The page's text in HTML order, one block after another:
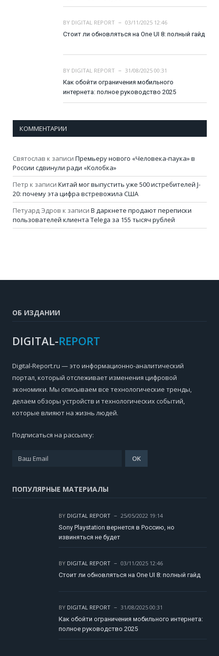
BY DIGITAL REPORT
03/11/2025 12:46
Стоит ли обновляться на One UI 8: полный гайд
BY DIGITAL REPORT
31/08/2025 00:31
Как обойти ограничения мобильного
интернета: полное руководство 2025
КОММЕНТАРИИ
Святослав к записи Премьеру нового «Человека-паука» в
России сдвинули ради «Колобка»
Петр к записи Китай мог выпустить уже 500 истребителей J-
20: почему эта цифра встревожила США
Петуард Эдров к записи В даркнете продают переписки
пользователей клиента Telega за 155 тысяч рублей
ОБ ИЗДАНИИ
DIGITAL-REPORT
Digital-Report.ru — это информационно-аналитический
портал, который отслеживает изменения цифровой
экономики. Мы описываем все технологические тренды,
делаем обзоры устройств и технологических событий,
которые влияют на жизнь людей.
Подписаться на рассылку:
ПОПУЛЯРНЫЕ МАТЕРИАЛЫ
BY DIGITAL REPORT
25/05/2022 19:14
Sony Playstation вернется в Россию, но
извиняться не будет
BY DIGITAL REPORT
03/11/2025 12:46
Стоит ли обновляться на One UI 8: полный гайд
BY DIGITAL REPORT
31/08/2025 00:31
Как обойти ограничения мобильного интернета:
полное руководство 2025